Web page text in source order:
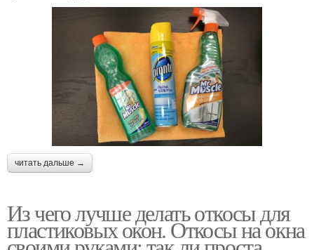
читать дальше →
Из чего лучше делать откосы для
пластиковых окон. Откосы на окна